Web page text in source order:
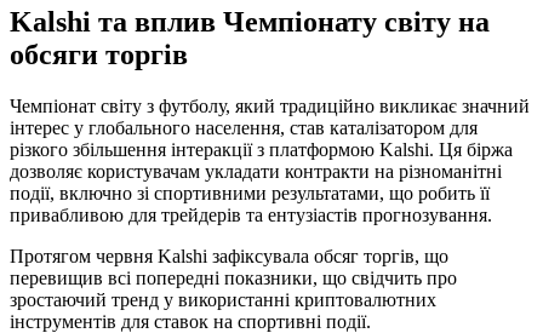
Kalshi та вплив Чемпіонату світу на
обсяги торгів
Чемпіонат світу з футболу, який традиційно викликає значний
інтерес у глобального населення, став каталізатором для
різкого збільшення інтеракції з платформою Kalshi. Ця біржа
дозволяє користувачам укладати контракти на різноманітні
події, включно зі спортивними результатами, що робить її
привабливою для трейдерів та ентузіастів прогнозування.
Протягом червня Kalshi зафіксувала обсяг торгів, що
перевищив всі попередні показники, що свідчить про
зростаючий тренд у використанні криптовалютних
інструментів для ставок на спортивні події.